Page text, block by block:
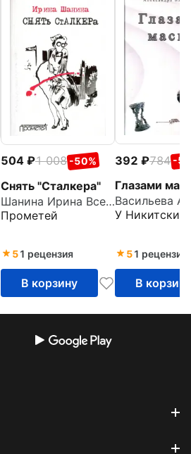
504 1 008 -50%
Снять "Сталкера"
Шанина Ирина Всеволодовна
Прометей
51 рецензия
В корзину
392 784 -
Глазами
У Никитских
51 рецензия
В корзину